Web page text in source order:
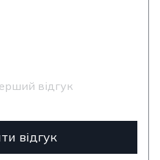
відгук
відгук